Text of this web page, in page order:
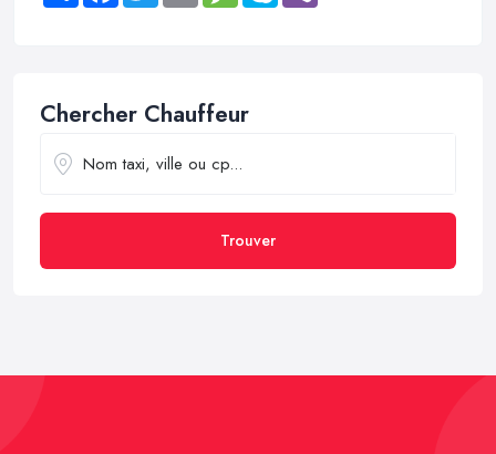
Chercher Chauffeur
Trouver